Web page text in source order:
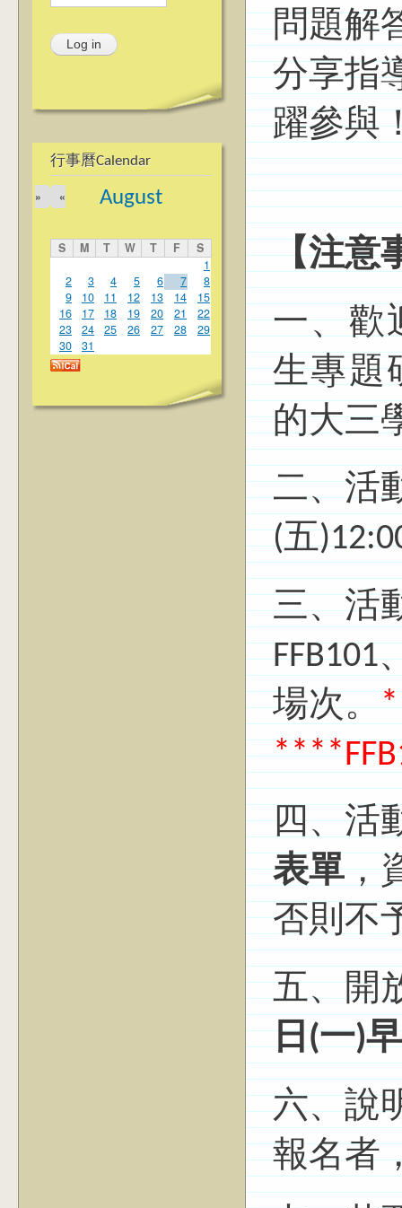
行事曆Calendar
August
«
»
S M T W T F
S
1
2
3 4 5 6 7
8
9
10 11 12 13 14
15
16
17 18 19 20 21
22
23
24 25 26 27 28
29
30
31
問題解
分享指
躍參與
【注意
一、歡
生專題
的大三
二、活
(五
三、活
FFB101
場次。
**
四、活
表單，
否則不
五、開
日(一)
六、說
報名者